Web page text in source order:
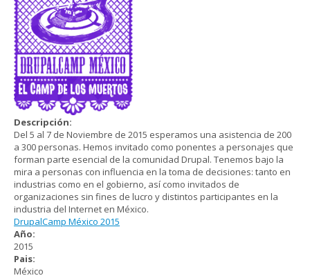
Descripción:
Del 5 al 7 de Noviembre de 2015 esperamos una asistencia de 200
a 300 personas. Hemos invitado como ponentes a personajes que
forman parte esencial de la comunidad Drupal. Tenemos bajo la
mira a personas con influencia en la toma de decisiones: tanto en
industrias como en el gobierno, así como invitados de
organizaciones sin fines de lucro y distintos participantes en la
industria del Internet en México.
DrupalCamp México 2015
Año:
2015
Pais:
México